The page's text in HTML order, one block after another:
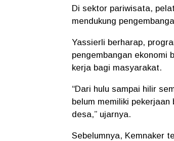
Di sektor pariwisata,
mendukung
Yassierli berharap,
pengembangan ekonomi
kerja bagi masyarakat.
“Dari hulu sampai hilir
belum memiliki
desa,” ujarnya.
Sebelumnya, Kemnaker